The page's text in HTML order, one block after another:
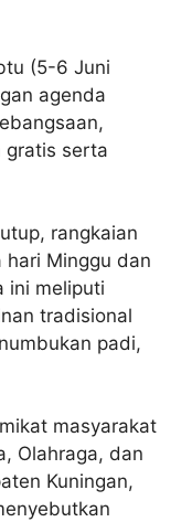
(5-6 Juni
agenda
gratis serta
rangkaian
hari Minggu dan
ini meliputi
tradisional
padi,
masyarakat
Olahraga, dan
Kuningan,